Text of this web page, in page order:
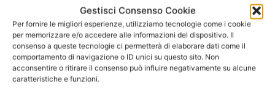
Gestisci Consenso Cookie
Per fornire le migliori esperienze, utilizziamo tecnologie come i cookie
per memorizzare e/o accedere alle informazioni del dispositivo. Il
consenso a queste tecnologie ci permetterà di elaborare dati come il
comportamento di navigazione o ID unici su questo sito. Non
acconsentire o ritirare il consenso può influire negativamente su alcune
caratteristiche e funzioni.
RiparazioneCaldaie Biasi Via Alessio
Baldovinetti
Pronto Intervento Caldaie Biasi Via Alessio
Baldovinetti
SostituzioneCaldaie Biasi Via Alessio
Baldovinetti